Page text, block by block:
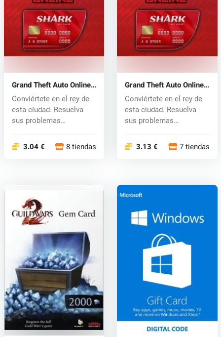
Grand Theft Auto Online
Shark Cash Card (Xbox
One) key
Conviértete en el rey de
esta ciudad. Resuelva
sus problemas
3.04 € 8 tiendas
Grand Theft Auto Online:
Shark Cash Card (PC) CD
key
Conviértete en el rey de
esta ciudad. Resuelva
sus problemas
3.13 € 7 tiendas